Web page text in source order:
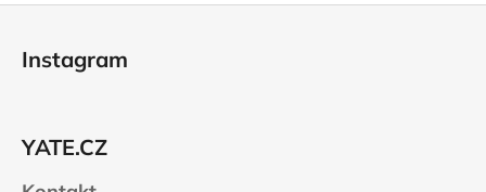
Instagram
YATE.CZ